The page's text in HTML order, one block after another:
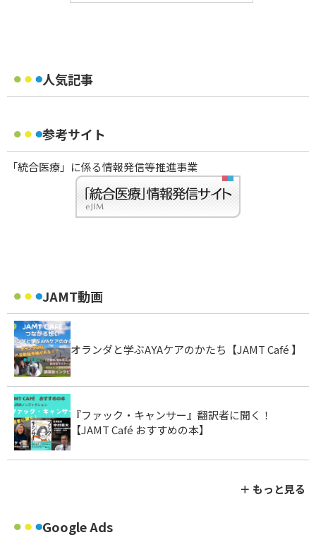
人気記事
参考サイト
「統合医療」に係る情報発信等推進事業
JAMT動画
オランダと学ぶAYAケアのかたち【JAMT Café 】
『ファック・キャンサー』翻訳者に聞く！
【JAMT Café おすすめの本】
＋ もっと見る
Google Ads